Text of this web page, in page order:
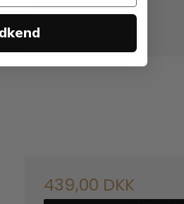
439,00 DKK